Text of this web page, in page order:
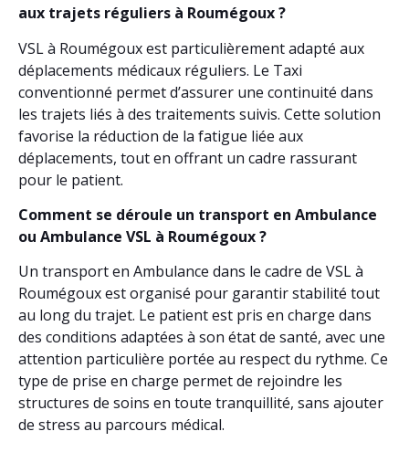
aux trajets réguliers à Roumégoux ?
VSL à Roumégoux est particulièrement adapté aux
déplacements médicaux réguliers. Le Taxi
conventionné permet d’assurer une continuité dans
les trajets liés à des traitements suivis. Cette solution
favorise la réduction de la fatigue liée aux
déplacements, tout en offrant un cadre rassurant
pour le patient.
Comment se déroule un transport en Ambulance
ou Ambulance VSL à Roumégoux ?
Un transport en Ambulance dans le cadre de VSL à
Roumégoux est organisé pour garantir stabilité tout
au long du trajet. Le patient est pris en charge dans
des conditions adaptées à son état de santé, avec une
attention particulière portée au respect du rythme. Ce
type de prise en charge permet de rejoindre les
structures de soins en toute tranquillité, sans ajouter
de stress au parcours médical.